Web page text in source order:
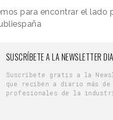
para encontrar el lado
SUSCRÍBETE A LA NEWSLETTER
Suscríbete gratis a la
que reciben a diario más de
profesionales de la